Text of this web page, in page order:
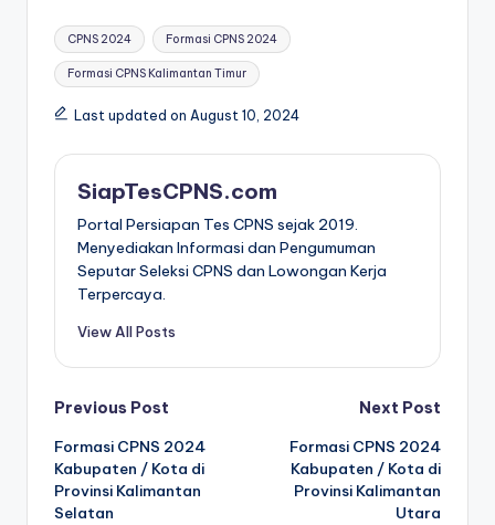
Tags:
CPNS 2024 Formasi CPNS 2024
Formasi CPNS Kalimantan Timur
Last updated on August 10, 2024
SiapTesCPNS.com
Portal Persiapan Tes CPNS sejak 2019.
Menyediakan Informasi dan Pengumuman
Seputar Seleksi CPNS dan Lowongan Kerja
Terpercaya.
View All Posts
Post
navigation
Previous Post
Formasi CPNS 2024
Kabupaten / Kota di
Provinsi Kalimantan
Selatan
Next Post
Formasi CPNS 2024
Kabupaten / Kota di
Provinsi Kalimantan
Utara